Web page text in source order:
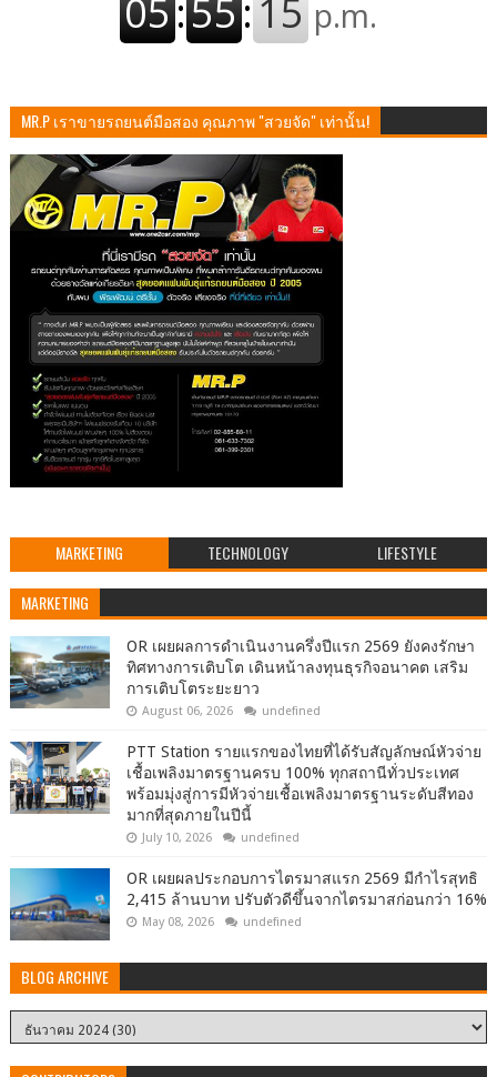
MR.P เราขายรถยนต์มือสอง คุณภาพ "สวยจัด" เท่านั้น!
MARKETING TECHNOLOGY LIFESTYLE
MARKETING
OR เผยผลการดำเนินงานครึ่งปีแรก 2569 ยังคงรักษา
ทิศทางการเติบโต เดินหน้าลงทุนธุรกิจอนาคต เสริม
การเติบโตระยะยาว
August 06, 2026 undefined
PTT Station รายแรกของไทยที่ได้รับสัญลักษณ์หัวจ่าย
เชื้อเพลิงมาตรฐานครบ 100% ทุกสถานีทั่วประเทศ
พร้อมมุ่งสู่การมีหัวจ่ายเชื้อเพลิงมาตรฐานระดับสีทอง
มากที่สุดภายในปีนี้
July 10, 2026 undefined
OR เผยผลประกอบการไตรมาสแรก 2569 มีกำไรสุทธิ
2,415 ล้านบาท ปรับตัวดีขึ้นจากไตรมาสก่อนกว่า 16%
May 08, 2026 undefined
BLOG ARCHIVE